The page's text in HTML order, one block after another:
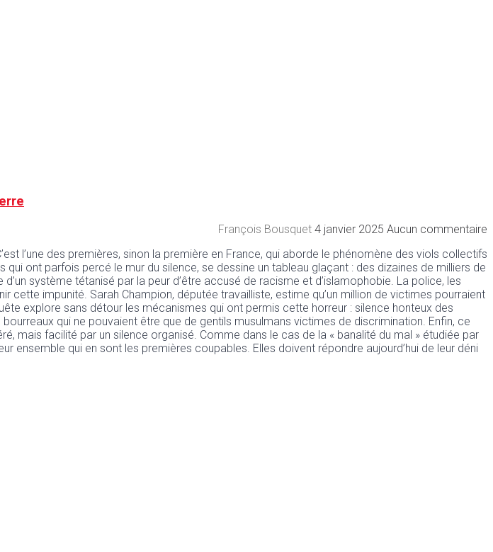
François Bousquet 4 janvier 2025 Aucun commentaire
l’une des premières, sinon la première en France, qui aborde le phénomène des viols collectifs
ont parfois percé le mur du silence, se dessine un tableau glaçant : des dizaines de milliers de
système tétanisé par la peur d’être accusé de racisme et d’islamophobie. La police, les
impunité. Sarah Champion, députée travailliste, estime qu’un million de victimes pourraient
explore sans détour les mécanismes qui ont permis cette horreur : silence honteux des
qui ne pouvaient être que de gentils musulmans victimes de discrimination. Enfin, ce
mais facilité par un silence organisé. Comme dans le cas de la « banalité du mal » étudiée par
ensemble qui en sont les premières coupables. Elles doivent répondre aujourd’hui de leur déni